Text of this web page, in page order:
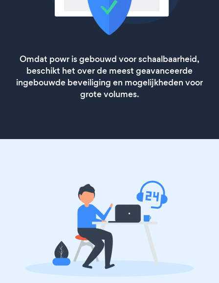
Omdat powr is gebouwd voor schaalbaarheid,
beschikt het over de meest geavanceerde
ingebouwde beveiliging en mogelijkheden voor
grote volumes.